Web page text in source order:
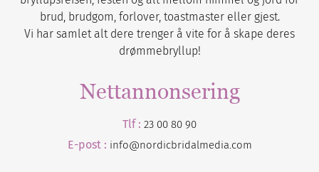
brud, brudgom, forlover, toastmaster eller gjest.
Vi har samlet alt dere trenger å vite for å skape deres
drømmebryllup!
Nettannonsering
Tlf : 23 00 80 90
E-post : info@nordicbridalmedia.com